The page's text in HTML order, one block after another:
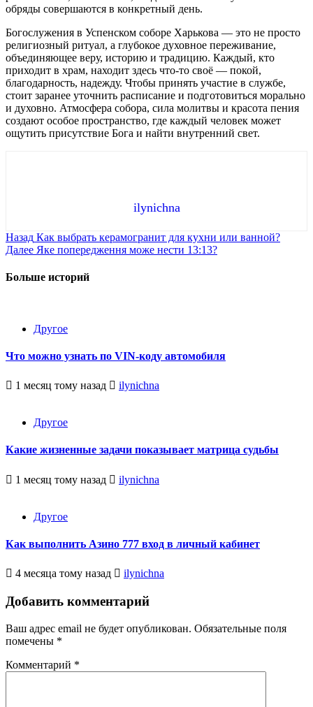
обряды совершаются в конкретный день.
Богослужения в Успенском соборе Харькова — это не просто
религиозный ритуал, а глубокое духовное переживание,
объединяющее веру, историю и традицию. Каждый, кто
приходит в храм, находит здесь что-то своё — покой,
благодарность, надежду. Чтобы принять участие в службе,
стоит заранее уточнить расписание и подготовиться морально
и духовно. Атмосфера собора, сила молитвы и красота пения
создают особое пространство, где каждый человек может
ощутить присутствие Бога и найти внутренний свет.
ilynichna
Продолжить
чтение
Назад Как выбрать керамогранит для кухни или ванной?
Далее Яке попередження може нести 13:13?
Больше историй
Другое
Что можно узнать по VIN-коду автомобиля
1 месяц тому назад ilynichna
Другое
Какие жизненные задачи показывает матрица судьбы
1 месяц тому назад ilynichna
Другое
Как выполнить Азино 777 вход в личный кабинет
4 месяца тому назад ilynichna
Добавить комментарий
Ваш адрес email не будет опубликован. Обязательные поля
помечены *
Комментарий *